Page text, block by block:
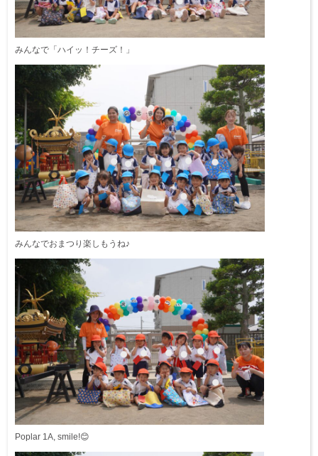
みんなで「ハイッ！チーズ！」
みんなでおまつり楽しもうね♪
Poplar 1A, smile!😊